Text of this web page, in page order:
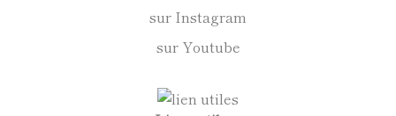
sur Instagram
sur Youtube